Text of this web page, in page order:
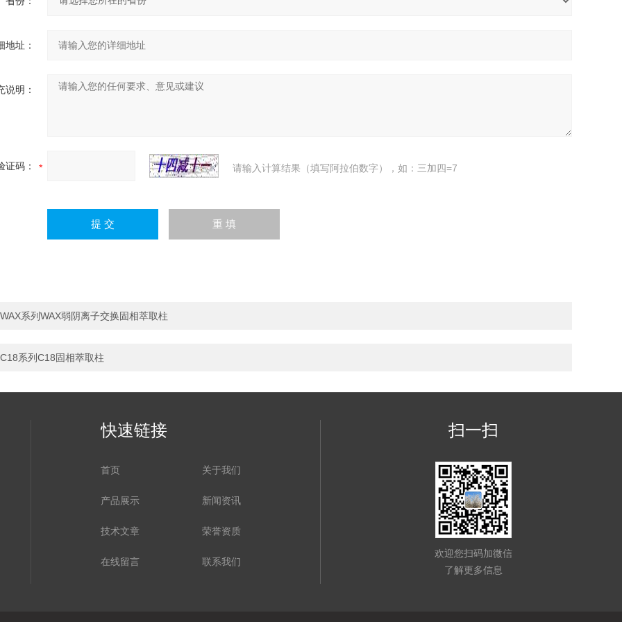
地址：
说明：
证码： 请输入计算结果（填写阿拉伯数字），如：三加四=7
WAX系列WAX弱阴离子交换固相萃取柱
C18系列C18固相萃取柱
快速链接
首页 关于我们
产品展示 新闻资讯
技术文章 荣誉资质
在线留言 联系我们
扫一扫
欢迎您扫码加微信
了解更多信息